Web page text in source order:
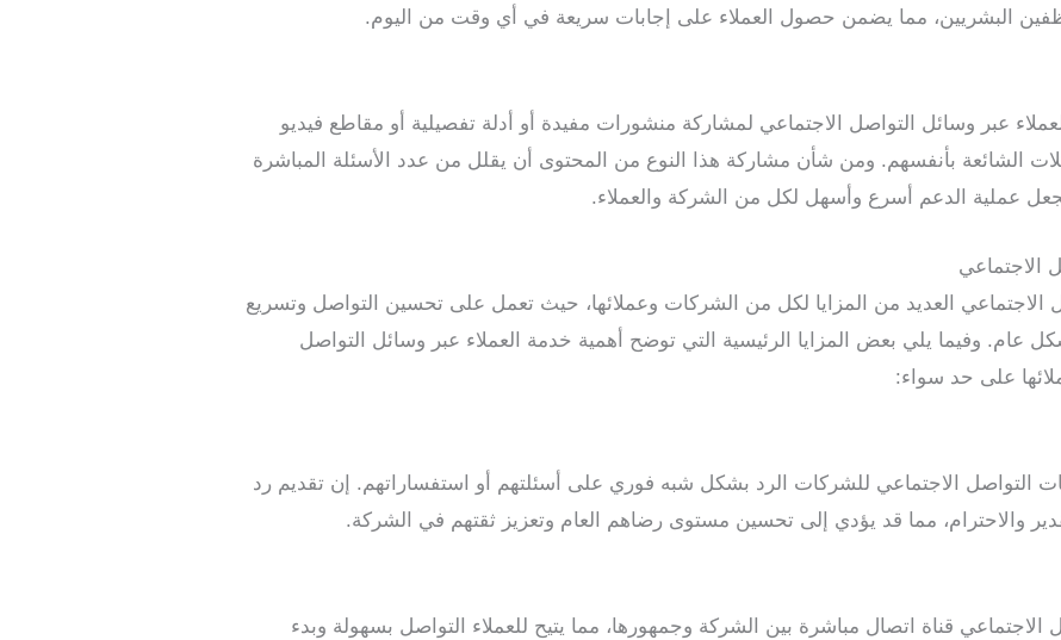
البشريين، مما يضمن حصول العملاء على إجابات سريعة في أي وقت من اليوم.
عبر وسائل التواصل الاجتماعي لمشاركة منشورات مفيدة أو أدلة تفصيلية أو مقاطع فيديو
الشائعة بأنفسهم. ومن شأن مشاركة هذا النوع من المحتوى أن يقلل من عدد الأسئلة المباشرة
يجعل عملية الدعم أسرع وأسهل لكل من الشركة والعملاء.
الاجتماعي
الاجتماعي العديد من المزايا لكل من الشركات وعملائها، حيث تعمل على تحسين التواصل وتسريع
عام. وفيما يلي بعض المزايا الرئيسية التي توضح أهمية خدمة العملاء عبر وسائل التواصل
على حد سواء:
التواصل الاجتماعي للشركات الرد بشكل شبه فوري على أسئلتهم أو استفساراتهم. إن تقديم رد
والاحترام، مما قد يؤدي إلى تحسين مستوى رضاهم العام وتعزيز ثقتهم في الشركة.
قناة اتصال مباشرة بين الشركة وجمهورها، مما يتيح للعملاء التواصل بسهولة وبدء